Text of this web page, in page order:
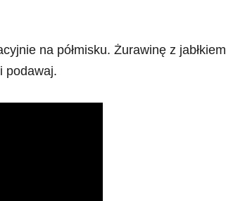
na półmisku. Żurawinę z jabłkiem
podawaj.